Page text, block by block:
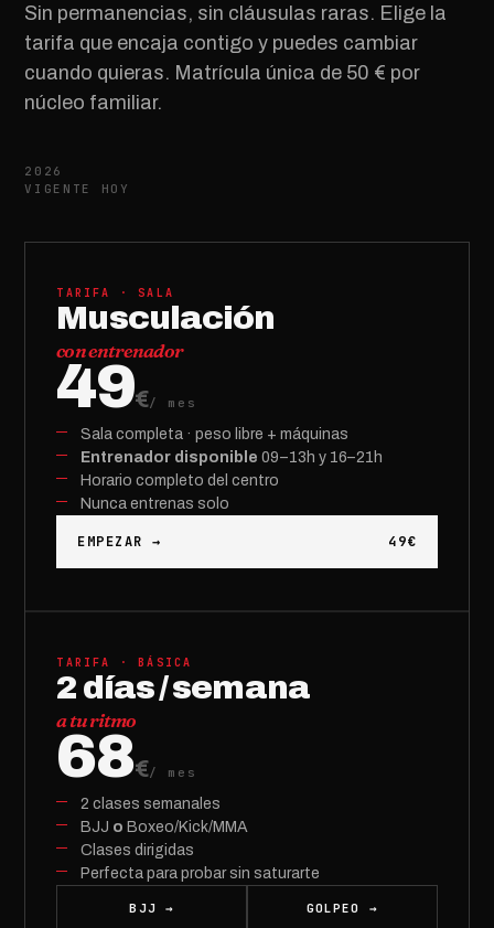
Sin permanencias, sin cláusulas raras. Elige la
tarifa que encaja contigo y puedes cambiar
cuando quieras. Matrícula única de 50 € por
núcleo familiar.
2026
VIGENTE HOY
TARIFA · SALA
Musculación
con entrenador
49€/ mes
Sala completa · peso libre + máquinas
Entrenador disponible 09–13h y 16–21h
Horario completo del centro
Nunca entrenas solo
EMPEZAR → 49€
TARIFA · BÁSICA
2 días / semana
a tu ritmo
68€/ mes
2 clases semanales
BJJ o Boxeo/Kick/MMA
Clases dirigidas
Perfecta para probar sin saturarte
BJJ → GOLPEO →